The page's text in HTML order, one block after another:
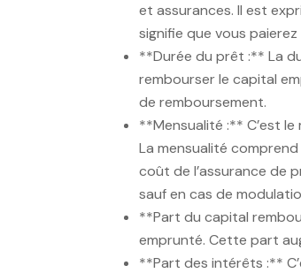
et assurances. Il est
signifie que vous
**Durée du prêt :** La
rembourser le capital
de remboursement.
**Mensualité :** C’est
La mensualité
coût de l’assurance de
sauf en cas de
**Part du capital
emprunté. Cette part
**Part des intérêts :**